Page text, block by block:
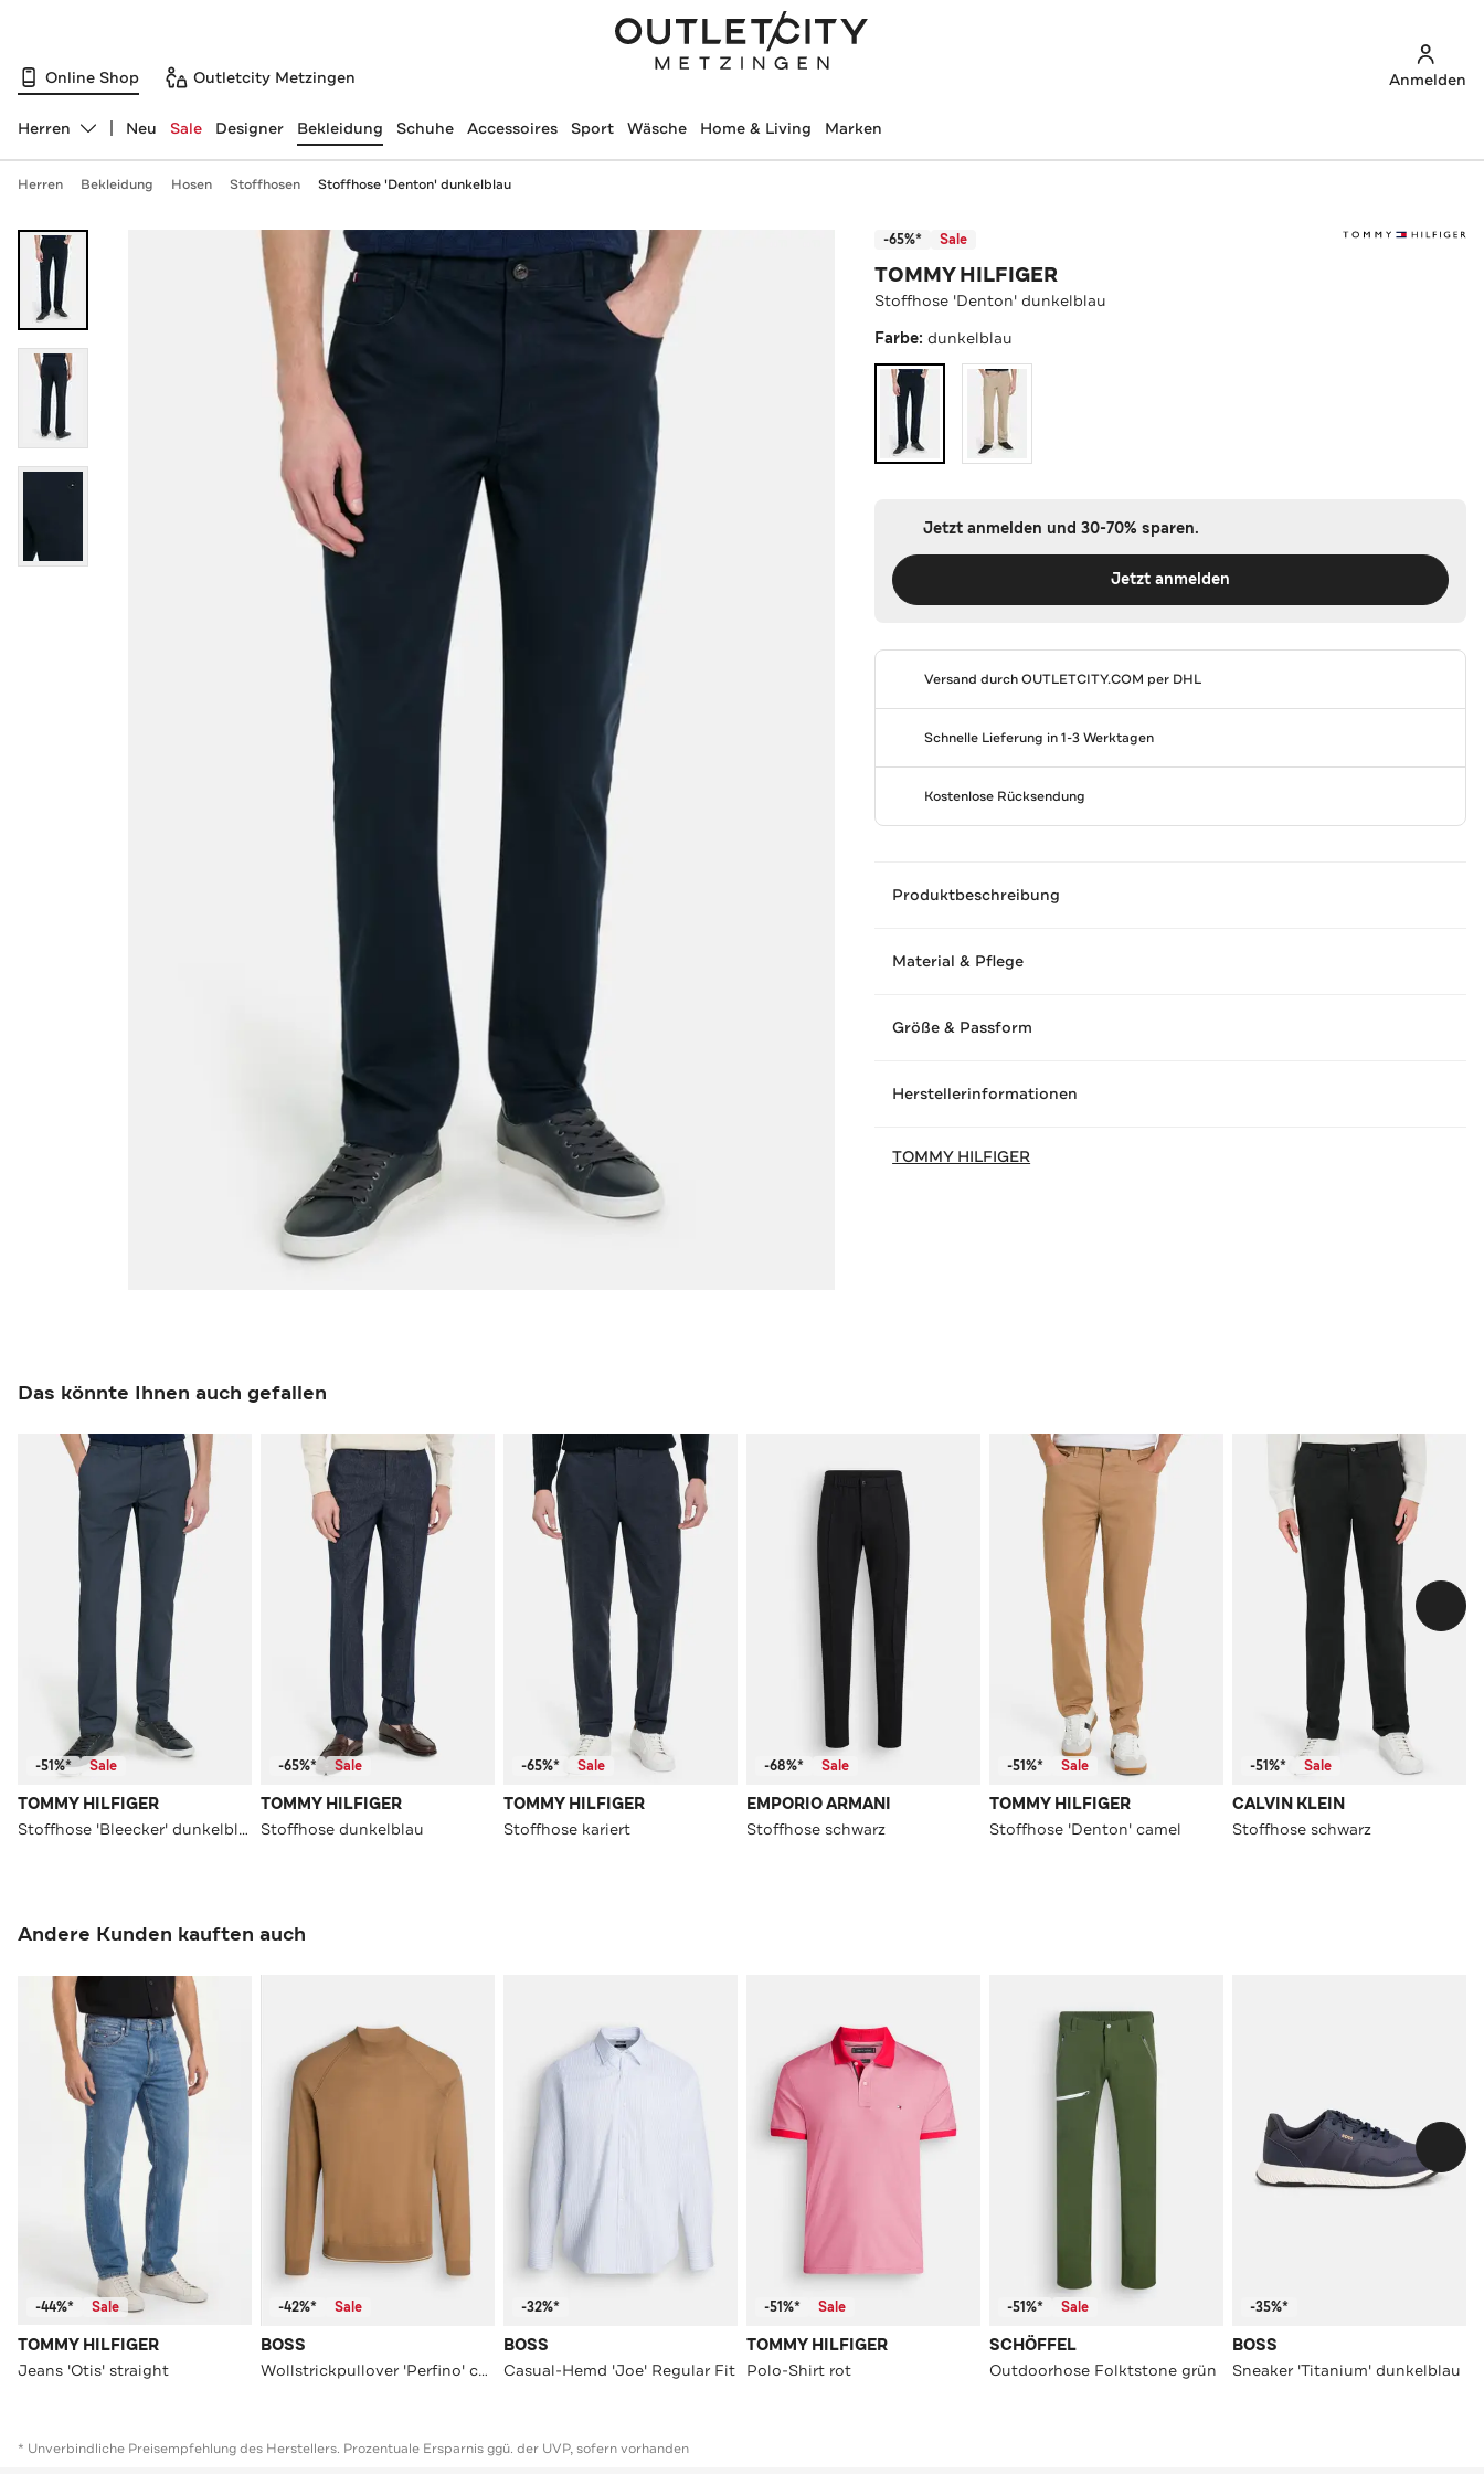
Online Shop Outletcity Metzingen Anmelden
Abteilung ändern, ausgewählt:
Herren Neu Sale Designer Bekleidung Schuhe Accessoires Sport Wäsche Home & Living Marken
Herren Bekleidung Hosen Stoffhosen Stoffhose 'Denton' dunkelblau
-65%* Sale
TOMMY HILFIGER
Stoffhose 'Denton' dunkelblau
Farbe:dunkelblau
Jetzt anmelden und 30-70% sparen.
Jetzt anmelden
Versand durchOUTLETCITY.COM per DHL
Schnelle Lieferung in 1-3 Werktagen
Kostenlose Rücksendung
Produktbeschreibung
Material & Pflege
Größe & Passform
Herstellerinformationen
TOMMY HILFIGER
Das könnte Ihnen auch gefallen
-51%* Sale
TOMMY HILFIGER
Stoffhose 'Bleecker' dunkelblau
-65%* Sale
TOMMY HILFIGER
Stoffhose dunkelblau
-65%* Sale
TOMMY HILFIGER
Stoffhose kariert
-68%* Sale
EMPORIO ARMANI
Stoffhose schwarz
-51%* Sale
TOMMY HILFIGER
Stoffhose 'Denton' camel
-51%* Sale
CALVIN KLEIN
Stoffhose schwarz
Andere Kunden kauften auch
-44%* Sale
TOMMY HILFIGER
Jeans 'Otis' straight
-42%* Sale
BOSS
Wollstrickpullover 'Perfino' camel
-32%*
BOSS
Casual-Hemd 'Joe' Regular Fit
-51%* Sale
TOMMY HILFIGER
Polo-Shirt rot
-51%* Sale
SCHÖFFEL
Outdoorhose Folktstone grün
-35%*
BOSS
Sneaker 'Titanium' dunkelblau
* Unverbindliche Preisempfehlung des Herstellers. Prozentuale Ersparnis ggü. der UVP, sofern vorhanden